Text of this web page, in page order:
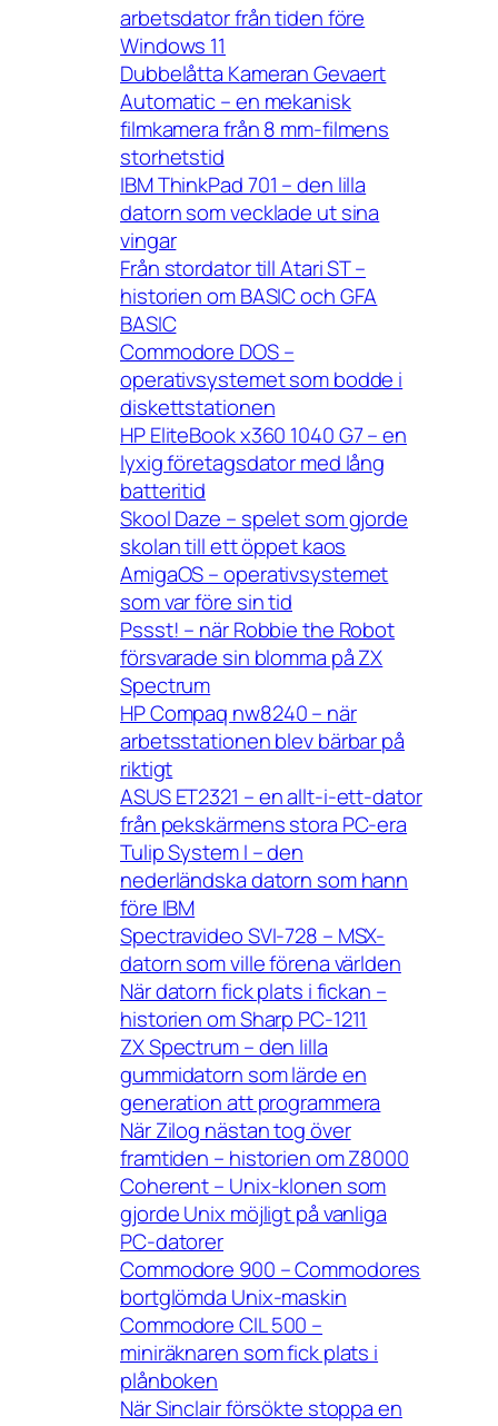
arbetsdator från tiden före
Windows 11
Dubbelåtta Kameran Gevaert
Automatic – en mekanisk
filmkamera från 8 mm-filmens
storhetstid
IBM ThinkPad 701 – den lilla
datorn som vecklade ut sina
vingar
Från stordator till Atari ST –
historien om BASIC och GFA
BASIC
Commodore DOS –
operativsystemet som bodde i
diskettstationen
HP EliteBook x360 1040 G7 – en
lyxig företagsdator med lång
batteritid
Skool Daze – spelet som gjorde
skolan till ett öppet kaos
AmigaOS – operativsystemet
som var före sin tid
Pssst! – när Robbie the Robot
försvarade sin blomma på ZX
Spectrum
HP Compaq nw8240 – när
arbetsstationen blev bärbar på
riktigt
ASUS ET2321 – en allt-i-ett-dator
från pekskärmens stora PC-era
Tulip System I – den
nederländska datorn som hann
före IBM
Spectravideo SVI-728 – MSX-
datorn som ville förena världen
När datorn fick plats i fickan –
historien om Sharp PC-1211
ZX Spectrum – den lilla
gummidatorn som lärde en
generation att programmera
När Zilog nästan tog över
framtiden – historien om Z8000
Coherent – Unix-klonen som
gjorde Unix möjligt på vanliga
PC-datorer
Commodore 900 – Commodores
bortglömda Unix-maskin
Commodore CIL 500 –
miniräknaren som fick plats i
plånboken
När Sinclair försökte stoppa en